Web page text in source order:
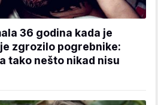
36 godina kada je
zgrozilo pogrebnike:
tako nešto nikad nisu